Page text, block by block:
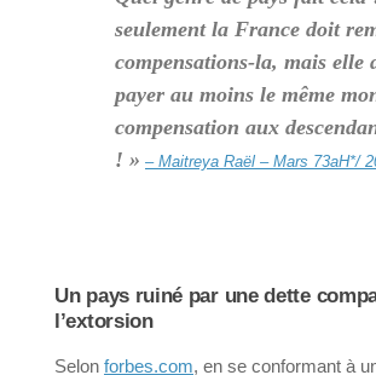
seulement la France doit
compensations-la, mais elle
payer au moins le même
compensation aux
! » – Maitreya Raël – Mars 73aH*/
Un pays ruiné par une dette
l’extorsion
Selon forbes.com, en se conformant à